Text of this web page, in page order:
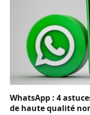
WhatsApp : 4
de haute qualité